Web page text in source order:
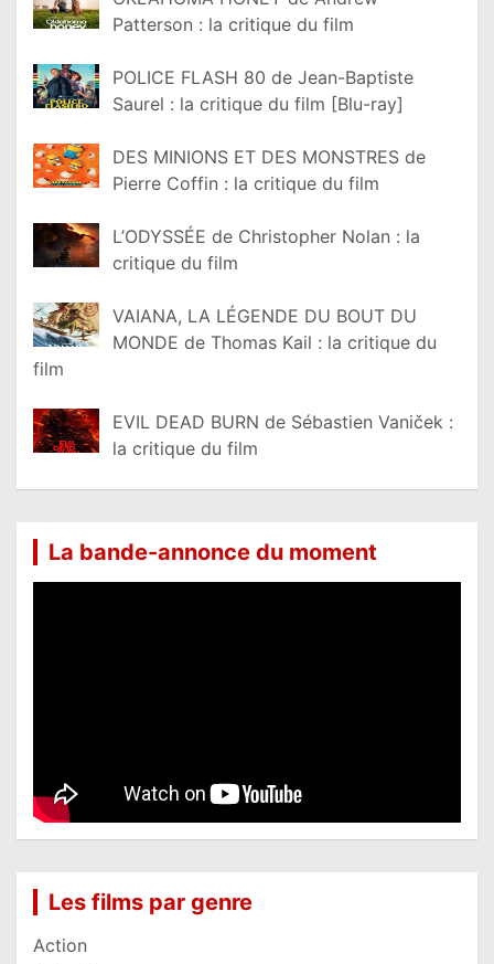
Patterson : la critique du film
POLICE FLASH 80 de Jean-Baptiste
Saurel : la critique du film [Blu-ray]
DES MINIONS ET DES MONSTRES de
Pierre Coffin : la critique du film
L’ODYSSÉE de Christopher Nolan : la
critique du film
VAIANA, LA LÉGENDE DU BOUT DU
MONDE de Thomas Kail : la critique du
film
EVIL DEAD BURN de Sébastien Vaniček :
la critique du film
La bande-annonce du moment
Les films par genre
Action